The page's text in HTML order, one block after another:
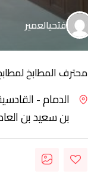
فتحيالعمير
محترف المطابخ
بن سعيد بن